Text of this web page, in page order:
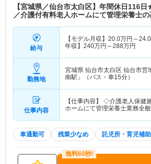
【宮城県／仙台市太白区】年間休日116
／介護付有料老人ホームにて管理栄養士
給与
【モデル月収】 20.0万円～24.0
年収】 240万円～288万円
勤務地
宮城県 仙台市太白区 仙台市営
南駅」（バス・車15分）
仕事内容
【仕事内容】 ◇介護老人保健
ホームにて管理栄養士業務全
車通勤可 残業少なめ 託児所・育児補助